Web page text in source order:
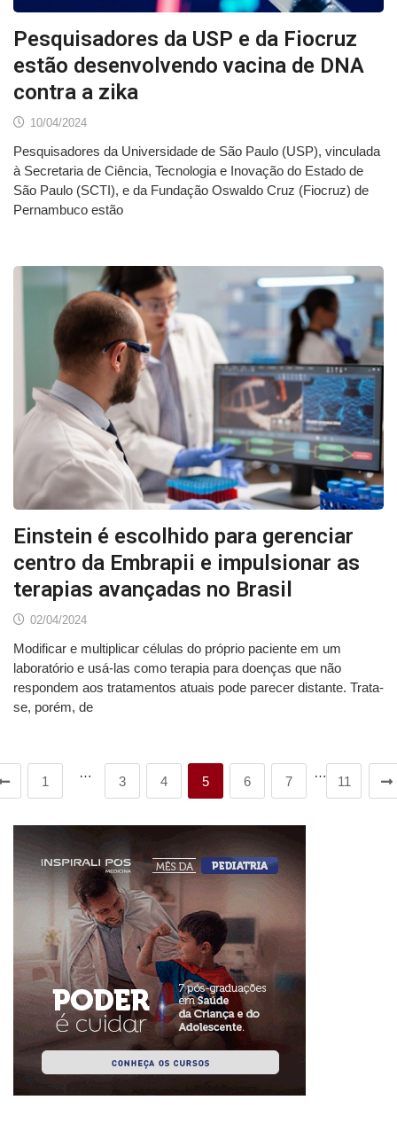
Pesquisadores da USP e da Fiocruz
estão desenvolvendo vacina de DNA
contra a zika
10/04/2024
Pesquisadores da Universidade de São Paulo (USP), vinculada
à Secretaria de Ciência, Tecnologia e Inovação do Estado de
São Paulo (SCTI), e da Fundação Oswaldo Cruz (Fiocruz) de
Pernambuco estão
Einstein é escolhido para gerenciar
centro da Embrapii e impulsionar as
terapias avançadas no Brasil
02/04/2024
Modificar e multiplicar células do próprio paciente em um
laboratório e usá-las como terapia para doenças que não
respondem aos tratamentos atuais pode parecer distante. Trata-
se, porém, de
1
…
3 4 5 6 7
…
11